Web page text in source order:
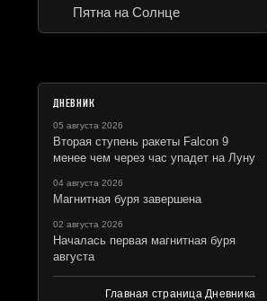
Пятна на Солнце
ДНЕВНИК
05 августа 2026
Вторая ступень ракеты Falcon 9
менее чем через час упадет на Луну
04 августа 2026
Магнитная буря завершена
02 августа 2026
Началась первая магнитная буря
августа
Главная страница Дневника